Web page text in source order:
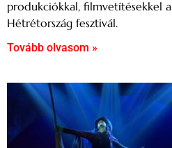
produkciókkal, filmvetítésekkel a
Hétrétország fesztivál.
Tovább olvasom »